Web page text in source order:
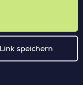
Link speichern